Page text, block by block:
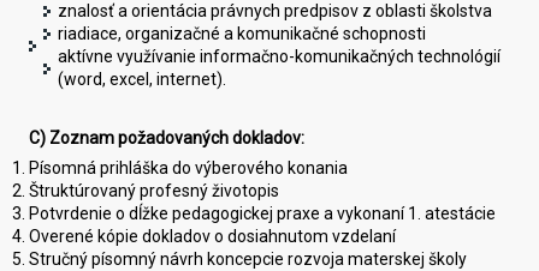
znalosť a orientácia právnych predpisov z oblasti školstva
riadiace, organizačné a komunikačné schopnosti
aktívne využívanie informačno-komunikačných technológií
(word, excel, internet).
C) Zoznam požadovaných dokladov:
Písomná prihláška do výberového konania
Štruktúrovaný profesný životopis
Potvrdenie o dĺžke pedagogickej praxe a vykonaní 1. atestácie
Overené kópie dokladov o dosiahnutom vzdelaní
Stručný písomný návrh koncepcie rozvoja materskej školy